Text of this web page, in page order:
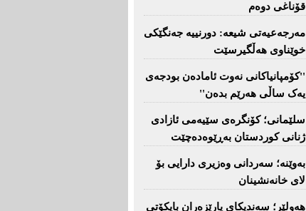
قۆناغی دوەم
مەرجەعیەتی شیعە: دورنییە جەنگێكی
خوێناوی هەڵگیرسێت
''کۆمپانیاکانی نەوت ئامادەن بودجەی
یەک ساڵی هەرێم بدەن''
سلێمانی؛ كۆنگرەی سێیەمی ئازادی
ژنانی كوردستان بەڕێوەدەچێت
بەوێنە؛ سەردانی وەزیری دارایی بۆ
لای خانەنشینان
هەولێر؛ سەندیكای پارێزەران بایكۆتی